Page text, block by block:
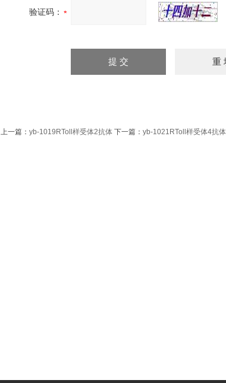
验证码：
上一篇： yb-1019RToll样受体2抗体 下一篇： yb-1021RToll样受体4抗体